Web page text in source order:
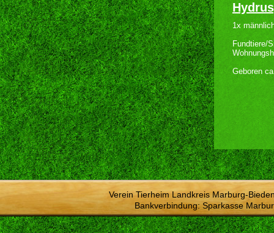
1x
Fundtiere/
Geboren
Verein Tierheim Landkreis Marburg-
Bankverbindung: Sparkasse